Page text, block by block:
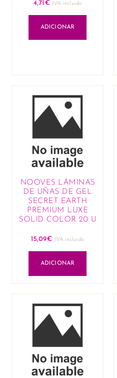
4,71€ IVA incluido
ADICIONAR
NOOVES LÁMINAS
DE UÑAS DE GEL
SECRET EARTH
PREMIUM LUXE
SOLID COLOR 20 U
15,09€ IVA incluido
ADICIONAR